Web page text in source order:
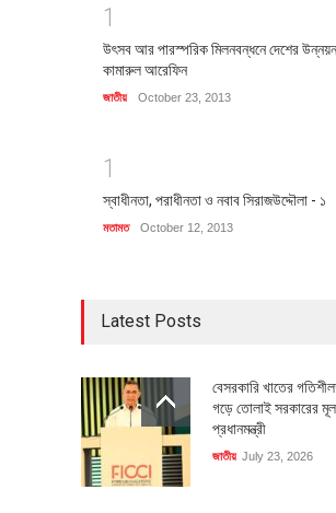
1
উৎসব আর পারস্পরিক মিলনবন্ধনে দেশের
কামারুল আরেফিন
জাতীয় October 23, 2013
1
স্বাধীনতা, পরাধীনতা ও নবাব সিরাজউদ্দৌলা - ১
মতামত October 12, 2013
Latest Posts
বেসরকারি খাতের
গড়ে তোলাই সরকারের
প্রধানমন্ত্রী
জাতীয় July 23, 2026